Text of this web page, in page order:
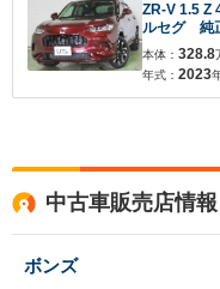
ZR-V 1.5
ルセグ 純
テアリン
ト パドル
本体： 328.8
年式： 2023
中古車販売店情報
ボンズ